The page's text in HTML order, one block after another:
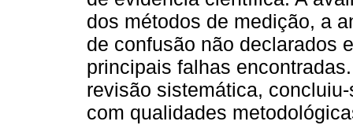
dos métodos de medição, a
de confusão não declarados
principais falhas
revisão sistemática,
com qualidades